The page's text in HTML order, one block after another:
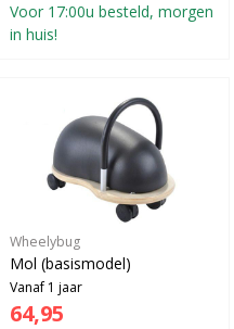
Voor 17:00u besteld, morgen
in huis!
Wheelybug
Mol (basismodel)
Vanaf 1 jaar
64,95